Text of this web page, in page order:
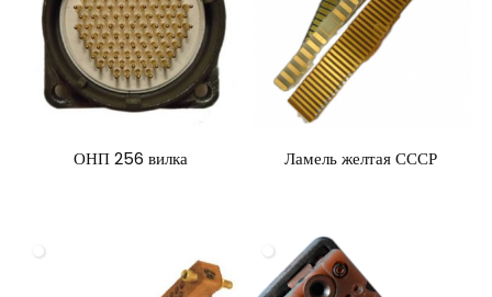
ОНП 256 вилка Ламель желтая СССР